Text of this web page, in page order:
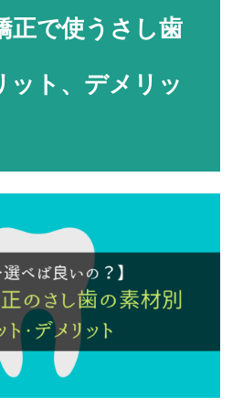
正で使うさし歯
ット、デメリッ